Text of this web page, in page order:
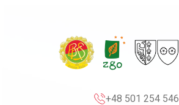
+48 501 254 546